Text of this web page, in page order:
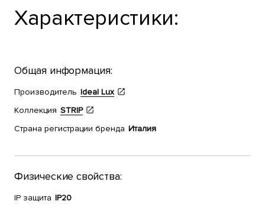
Характеристики:
Общая информация:
Производитель Ideal Lux
Коллекция STRIP
Страна регистрации бренда Италия
Физические свойства:
IP защита IP20